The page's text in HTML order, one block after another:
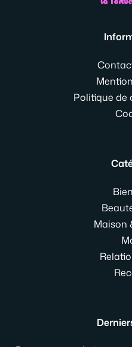
Politique de
Maison